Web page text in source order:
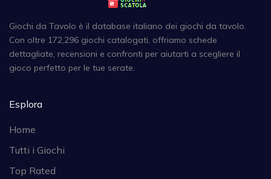
Giochi da Tavolo è il database italiano dei giochi da tavolo.
Con oltre 172,296 giochi catalogati, offriamo schede
dettagliate, recensioni e confronti per aiutarti a scegliere il
gioco perfetto per le tue serate.
Esplora
Home
Tutti i Giochi
Top Rated